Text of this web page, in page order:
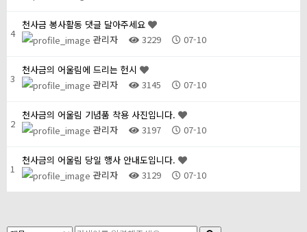
4
천사금 봉사활동 댓글 달아주세요
관리자
3229 07-10
3
천사금의 어울림에 드리는 헌시
관리자
3145 07-10
2
천사금의 어울림 기념품 착용 사진입니다.
관리자
3197 07-10
1
천사금의 어울림 당일 행사 안내도입니다.
관리자
3129 07-10